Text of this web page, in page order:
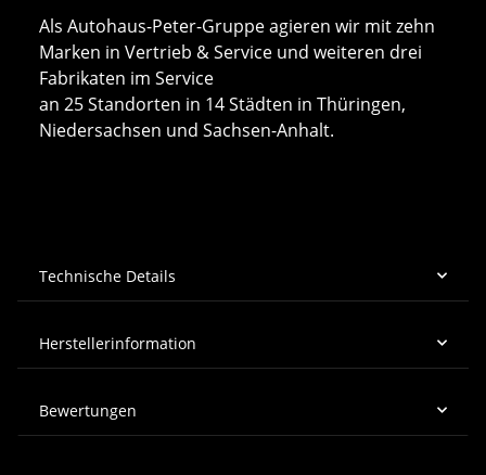
Als Autohaus-Peter-Gruppe agieren wir mit zehn
Marken in Vertrieb & Service und weiteren drei
Fabrikaten im Service
an 25 Standorten in 14 Städten in Thüringen,
Niedersachsen und Sachsen-Anhalt.
Technische Details
Herstellerinformation
Bewertungen